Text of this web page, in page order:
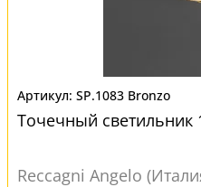
SP.1083 Bronzo
Точечный светильник
Reccagni Angelo